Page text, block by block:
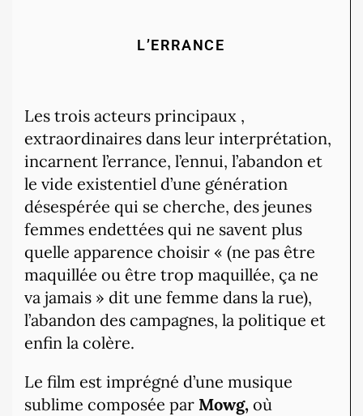
L’ERRANCE
Les trois acteurs principaux ,
extraordinaires dans leur interprétation,
incarnent l’errance, l’ennui, l’abandon et
le vide existentiel d’une génération
désespérée qui se cherche, des jeunes
femmes endettées qui ne savent plus
quelle apparence choisir « (ne pas être
maquillée ou être trop maquillée, ça ne
va jamais » dit une femme dans la rue),
l’abandon des campagnes, la politique et
enfin la colère.
Le film est imprégné d’une musique
sublime composée par Mowg, où